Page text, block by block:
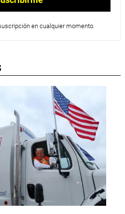
en cualquier momento.